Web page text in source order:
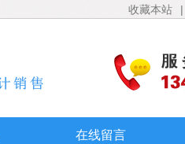
收藏本站 |
在线留言